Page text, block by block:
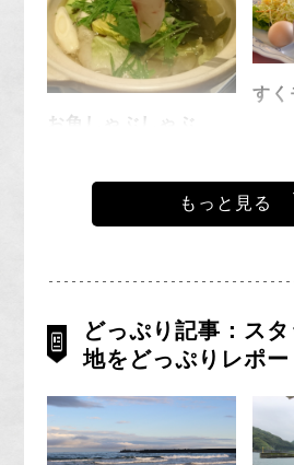
※使用した酒器は購入しお持
です。
金額 8,000円
受付締切日
詳しくみる
最初 前へ 1 2
お魚しゃぶしゃぶ
すく
西土佐産の米ナス料理
黒潮
もっと見る
どっぷり記事：ス
地をどっぷりレポー